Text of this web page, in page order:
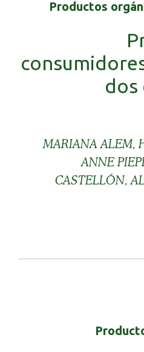
Productos
dos
MARIANA ALEM,
ANNE
CASTELLÓN,